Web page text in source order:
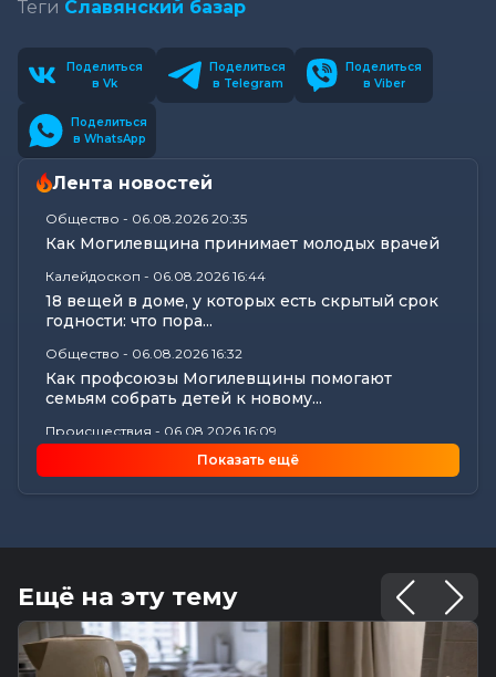
Теги Славянский базар
Поделиться
в Vk
Поделиться
в Telegram
Поделиться
в Viber
Поделиться
в WhatsApp
Лента новостей
Общество - 06.08.2026 20:35
Как Могилевщина принимает молодых врачей
Калейдоскоп - 06.08.2026 16:44
18 вещей в доме, у которых есть скрытый срок
годности: что пора...
Общество - 06.08.2026 16:32
Как профсоюзы Могилевщины помогают
семьям собрать детей к новому...
Происшествия - 06.08.2026 16:09
Три человека пострадали в аварии на
Славгородском шоссе в Могилеве
окончательных расчетов выявил...
Все новости
Память святителя Георгия Конисского почтили
в Могилеве
Общество -06.08.2026 15:00
Показать ещё
Ещё на эту тему